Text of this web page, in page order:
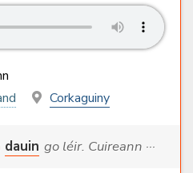
Corkaguiny
dauin go léir. Cuireann ···